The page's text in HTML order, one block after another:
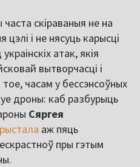
часта скіраваныя не на
і не нясуць карысці
атак, якія
вытворчасці і
часам у бессэнсоўных
дроны: каб разбурыць
Сяргея
аж пяць
пры гэтым